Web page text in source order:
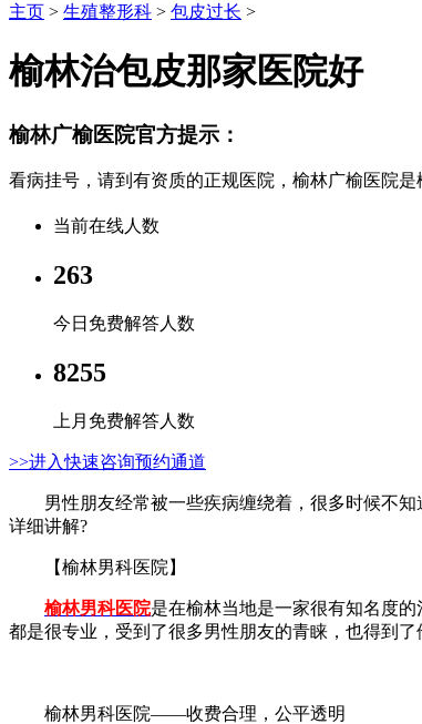
主页 > 生殖整形科 > 包皮过长 >
榆林治包皮那家医院好
榆林广榆医院官方提示：
看病挂号，请到有资质的正规医院，榆林广榆医院
当前在线人数
263
今日免费解答人数
8255
上月免费解答人数
>>进入快速咨询预约通道
男性朋友经常被一些疾病缠绕着，很多时候不知
详细讲解?
【榆林男科医院】
榆林男科医院是在榆林当地是一家很有知名度
都是很专业，受到了很多男性朋友的青睐，也得到
榆林男科医院——收费合理，公平透明